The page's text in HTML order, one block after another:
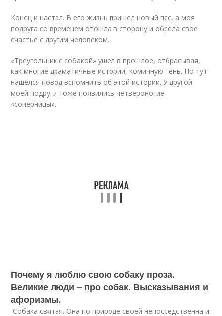
Конец и настал. В его жизнь пришел новый пес, а моя
подруга со временем отошла в сторону и обрела свое
счастье с другим человеком.
«Треугольник с собакой» ушел в прошлое, отбрасывая,
как многие драматичные истории, комичную тень. Но тут
нашелся повод вспомнить об этой истории. У другой
моей подруги тоже появились четвероногие
«соперницы».
Почему я люблю свою собаку проза.
Великие люди – про собак. Высказывания и
афоризмы.
Собака святая. Она по природе своей непосредственна и